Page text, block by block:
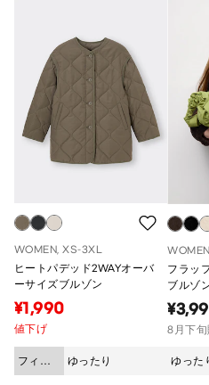
WOMEN, XS-3XL
ヒートパデッド2WAYオーバ
ーサイズブルゾン
¥1,990
値下げ
フィッ
ト
ゆったり
フラッ
ブルゾ
ズフィ
8月下
ゆった